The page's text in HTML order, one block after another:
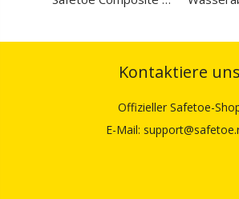
Kontaktiere uns
Offizieller Safetoe-
E-Mail: